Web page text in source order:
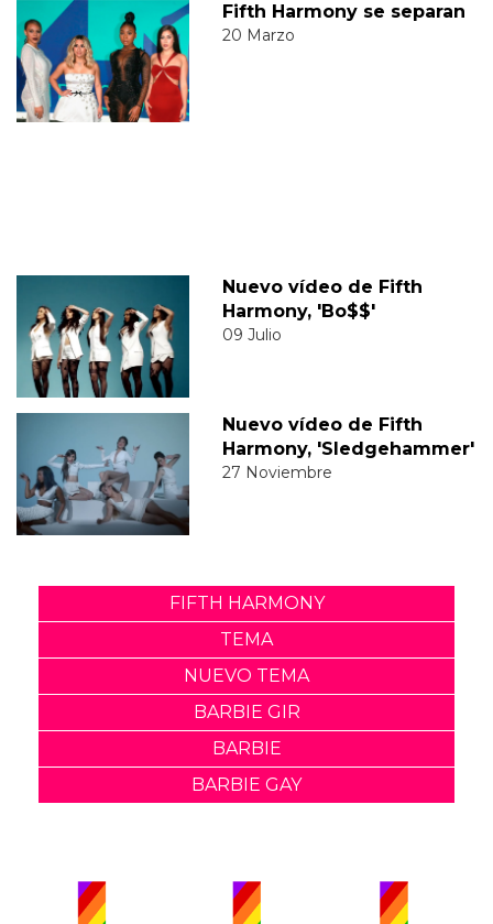
Fifth Harmony se separan
20 Marzo
Nuevo vídeo de Fifth
Harmony, 'Bo$$'
09 Julio
Nuevo vídeo de Fifth
Harmony, 'Sledgehammer'
27 Noviembre
FIFTH HARMONY
TEMA
NUEVO TEMA
BARBIE GIR
BARBIE
BARBIE GAY